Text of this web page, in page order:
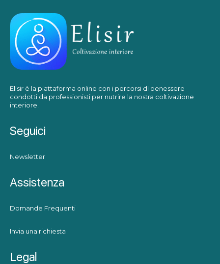
Elisir è la piattaforma online con i percorsi di benessere
condotti da professionisti per nutrire la nostra coltivazione
interiore.
Seguici
Newsletter
Assistenza
Domande Frequenti
Invia una richiesta
Legal